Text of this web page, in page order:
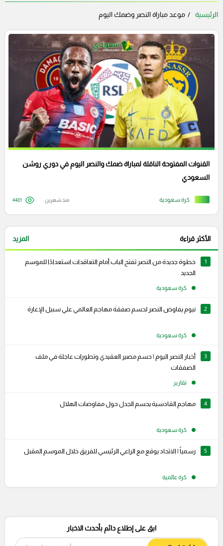
الرئيسية موعد مباراة النصر وضمك اليوم
كرة سعودية
القنوات المفتوحة الناقلة لمباراة ضمك والنصر اليوم في دوري روشن
السعودي
منذ شهرين 4481
الأكثر قراءة المزيد
1
خطوة جديدة من النصر تفتح الباب أمام التعاقدات استعدادًا للموسم
الجديد
كرة سعودية
2 نيوم يفاوض النصر لحسم صفقة مهاجم العالمي علي سبيل الإعارة
كرة سعودية
3
أخبار النصر اليوم | حسم مصير العقيدي وتطورات عاجلة في ملف
الصفقات
تقارير
4 مهاجم القادسية يحسم الجدل حول مفاوضات الهلال
كرة سعودية
5 رسمياً | الاتحاد يوقع مع الراعي الرئيسي للفريق خلال الموسم المقبل
كرة عالمية
ابق على إطلاع دائم بأحدث الاخبار